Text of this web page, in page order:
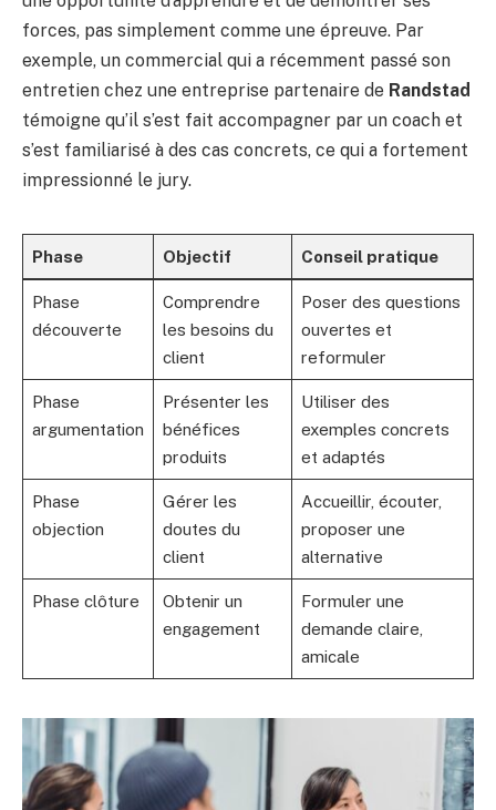
forces, pas simplement comme une épreuve. Par
exemple, un commercial qui a récemment passé son
entretien chez une entreprise partenaire de Randstad
témoigne qu’il s’est fait accompagner par un coach et
s’est familiarisé à des cas concrets, ce qui a fortement
impressionné le jury.
Phase Objectif Conseil pratique
Phase
découverte
Comprendre
les besoins du
client
Poser des questions
ouvertes et
reformuler
Phase
argumentation
Présenter les
bénéfices
produits
Utiliser des
exemples concrets
et adaptés
Phase
objection
Gérer les
doutes du
client
Accueillir, écouter,
proposer une
alternative
Phase clôture
Obtenir un
engagement
Formuler une
demande claire,
amicale